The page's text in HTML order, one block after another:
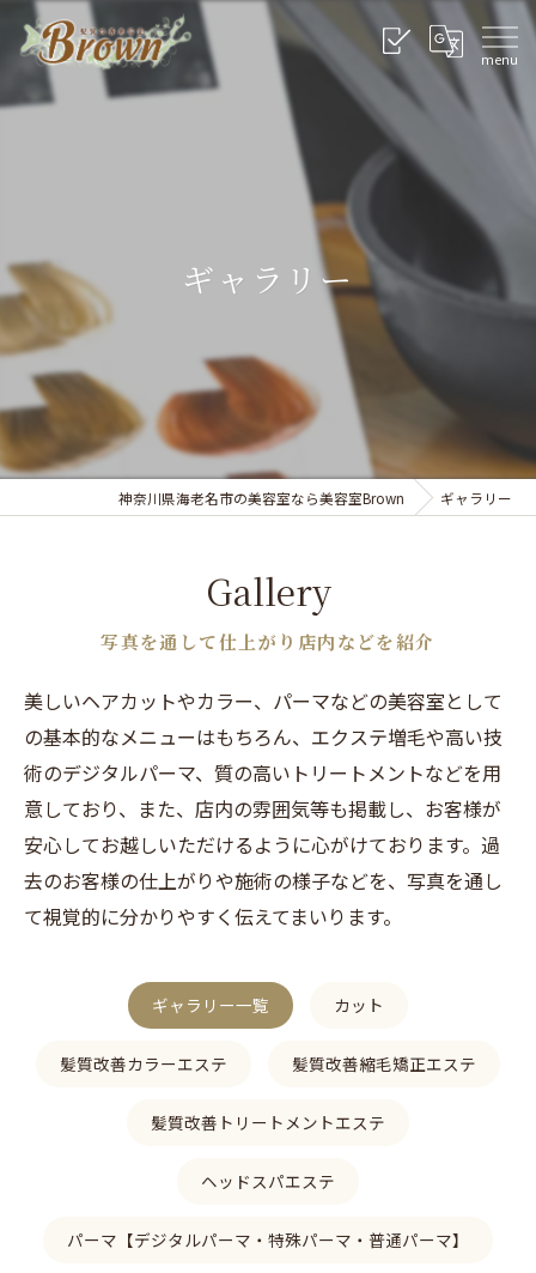
ギャラリー
神奈川県海老名市の美容室なら美容室Brown ギャラリー
Gallery
写真を通して仕上がり店内などを紹介
美しいヘアカットやカラー、パーマなどの美容室として
の基本的なメニューはもちろん、エクステ増毛や高い技
術のデジタルパーマ、質の高いトリートメントなどを用
意しており、また、店内の雰囲気等も掲載し、お客様が
安心してお越しいただけるように心がけております。過
去のお客様の仕上がりや施術の様子などを、写真を通し
て視覚的に分かりやすく伝えてまいります。
ギャラリー一覧 カット
髪質改善カラーエステ 髪質改善縮毛矯正エステ
髪質改善トリートメントエステ
ヘッドスパエステ
パーマ【デジタルパーマ・特殊パーマ・普通パーマ】